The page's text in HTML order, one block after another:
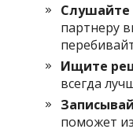
Слушайте
партнеру
Ищите
всегда
поможет